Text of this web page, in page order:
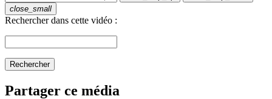
close_small
Rechercher dans cette vidéo :
Rechercher
Partager ce média